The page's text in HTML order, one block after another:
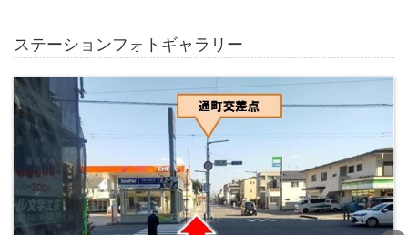
ステーションフォトギャラリー